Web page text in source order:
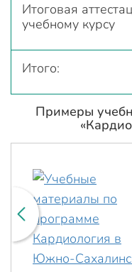
Итоговая
учебному курсу
Итого:
Примеры